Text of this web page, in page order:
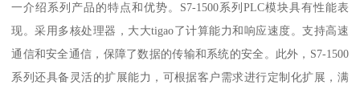
一介绍系列产品的特点和优势。S7-1500系列PLC模块具有性能表
现。采用多核处理器，大大tigao了计算能力和响应速度。支持高速
通信和安全通信，保障了数据的传输和系统的安全。此外，S7-1500
系列还具备灵活的扩展能力，可根据客户需求进行定制化扩展，满